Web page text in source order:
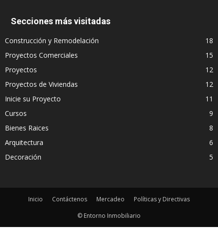
Secciones más visitadas
Construcción y Remodelación
18
Proyectos Comerciales
15
Proyectos
12
Proyectos de Viviendas
12
Inicie su Proyecto
11
Cursos
9
Bienes Raices
8
Arquitectura
6
Decoración
5
Inicio Contáctenos Mercadeo
Políticas y Directivas
© Entorno Inmobiliario